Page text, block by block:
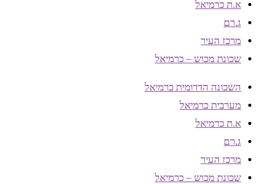
א.ת כרמיאל
ג.רם
מרכז העיר
שכונת מכוש – כרמיאל
השכונה הדרומית כרמיאל
מערבית כרמיאל
א.ת כרמיאל
ג.רם
מרכז העיר
שכונת מכוש – כרמיאל